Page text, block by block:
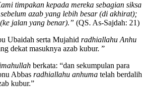
timpakan kepada mereka sebagian siksa
azab yang lebih besar (di akhirat);
Ubaidah serta Mujahidradhiallahu Anhu
berkata: “dan sekumpulan para
Abbasradhiallahu anhuma